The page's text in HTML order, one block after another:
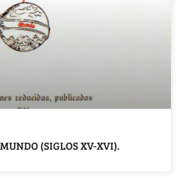
(SIGLOS XV-XVI).